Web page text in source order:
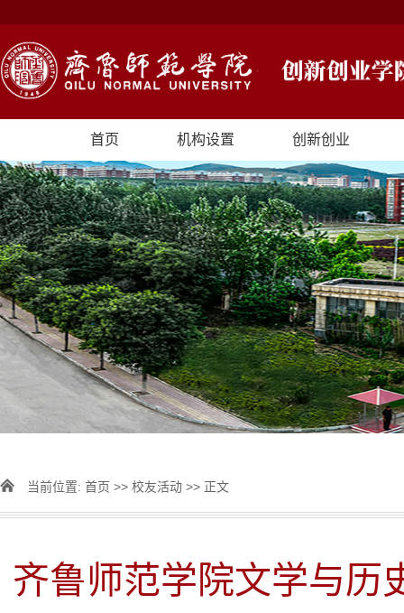
首页 机构设置 创新创业
当前位置: 首页 >> 校友活动 >> 正文
齐鲁师范学院文学与历